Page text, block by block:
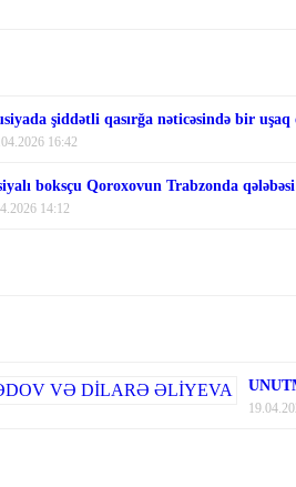
şiddətli qasırğa nəticəsində bir
16:42
boksçu Qoroxovun Trabzonda
14:12